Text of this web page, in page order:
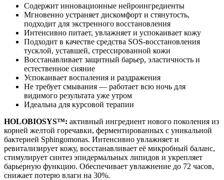
Содержит инновационные нейроингредиенты
Мгновенно устраняет дискомфорт и стянутость,
подходит для экстренного восстановления
Интенсивно питает, увлажняет и успокаивает кожу
Подходит в качестве средства SOS-восстановления
тусклой, уставшей, стрессированной кожи
Восстанавливает защитный барьер, эластичность и
естественное сияние
Успокаивает воспаления и раздражения
Не требует смывания — работает всю ночь для
видимого результата уже утром
Идеальна для курсовой терапии
HOLOBIOSYS™: активный ингредиент нового поколения из
корней желтой горечавки, ферментированных с уникальной
бактерией Sphingomonas. Интенсивно увлажняет и
ревитализирует кожу, восстанавливает её микробный баланс,
стимулирует синтез эпидермальных липидов и укрепляет
барьерную функцию. Обеспечивает увлажнение до 72 часов,
снижает потерю влаги на 30%.